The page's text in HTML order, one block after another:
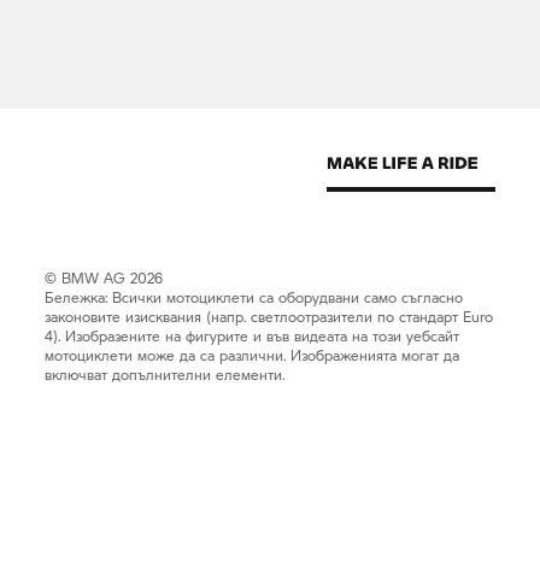
© BMW AG 2026
Бележка: Всички мотоциклети са оборудвани само съгласно
законовите изисквания (напр. светлоотразители по стандарт Euro
4). Изобразените на фигурите и във видеата на този уебсайт
мотоциклети може да са различни. Изображенията могат да
включват допълнителни елементи.